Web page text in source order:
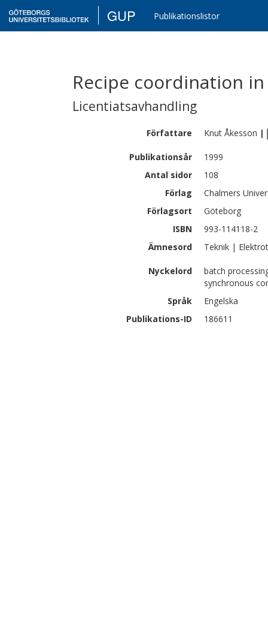
GUP Publikationslistor
Recipe coordination
Licentiatsavhandling
Författare Knut Åkesson |
Publikationsår
1999
Antal sidor
108
Förlag
Chalmers
Förlagsort
Göteborg
ISBN
993-114118-2
Ämnesord
Teknik |
Nyckelord
batch
synchronous
Språk
Engelska
Publikations-ID
186611